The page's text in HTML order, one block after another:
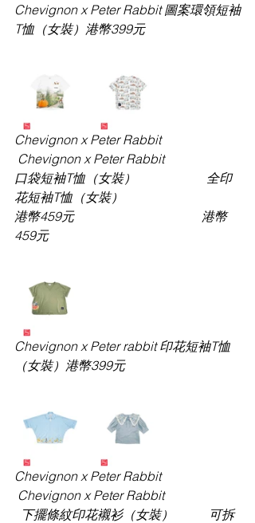
Chevignon x Peter Rabbit 圖案環領短袖
T恤（女裝） 港幣399元
Chevignon x Peter Rabbit
Chevignon x Peter Rabbit
口袋短袖T恤（女裝）                      全印
花短袖T恤（女裝）
港幣459元                                        港幣
459元
Chevignon x Peter rabbit 印花短袖T恤
（女裝） 港幣399元
Chevignon x Peter Rabbit
Chevignon x Peter Rabbit
下擺條紋印花襯衫（女裝）
可拆